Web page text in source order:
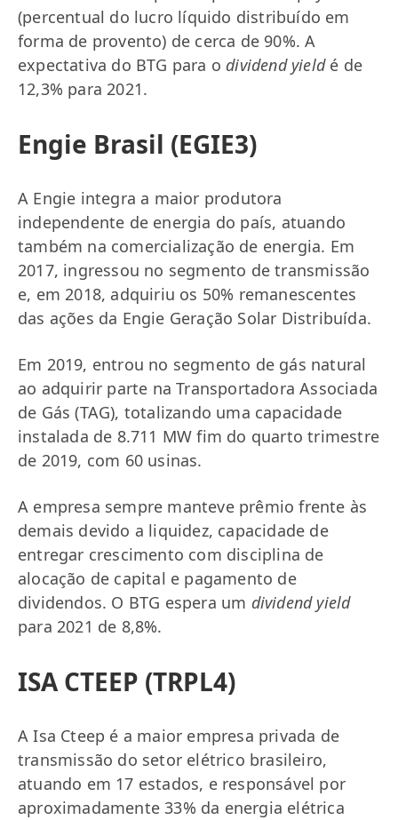
(percentual do lucro líquido distribuído em
forma de provento) de cerca de 90%. A
expectativa do BTG para o dividend yieldé de
12,3% para 2021.
Engie Brasil (EGIE3)
A Engie integra a maior produtora
independente de energia do país, atuando
também na comercialização de energia. Em
2017, ingressou no segmento de transmissão
e, em 2018, adquiriu os 50% remanescentes
das ações da Engie Geração Solar Distribuída.
Em 2019, entrou no segmento de gás natural
ao adquirir parte na Transportadora Associada
de Gás (TAG), totalizando uma capacidade
instalada de 8.711 MW fim do quarto trimestre
de 2019, com 60 usinas.
A empresa sempre manteve prêmio frente às
demais devido a liquidez, capacidade de
entregar crescimento com disciplina de
alocação de capital e pagamento de
dividendos. O BTG espera um dividend yield
para 2021 de 8,8%.
ISA CTEEP (TRPL4)
A Isa Cteep é a maior empresa privada de
transmissão do setor elétrico brasileiro,
atuando em 17 estados, e responsável por
aproximadamente 33% da energia elétrica